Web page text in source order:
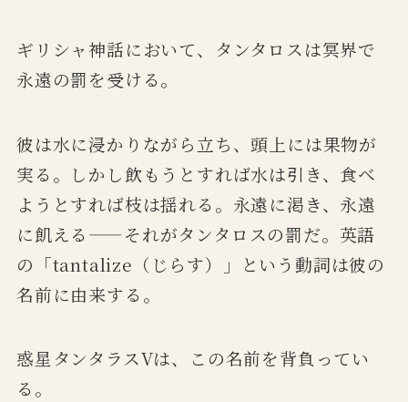
ギリシャ神話において、タンタロスは冥界で
永遠の罰を受ける。
彼は水に浸かりながら立ち、頭上には果物が
実る。しかし飲もうとすれば水は引き、食べ
ようとすれば枝は揺れる。永遠に渇き、永遠
に飢える——それがタンタロスの罰だ。英語
の「tantalize（じらす）」という動詞は彼の
名前に由来する。
惑星タンタラスVは、この名前を背負ってい
る。